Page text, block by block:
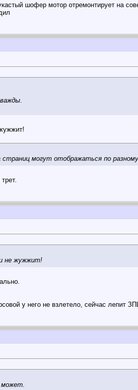
шофер мотор отремонтирует на
могут отображаться по
и не жужжит!
у него не взлетело, сейчас лепит
может.